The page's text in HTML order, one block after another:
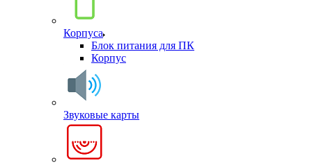
Корпуса
Блок питания для ПК
Корпус
Звуковые карты